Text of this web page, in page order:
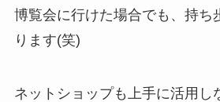
博覧会に行けた場合でも、持ち
ります(笑)
ネットショップも上手に活用し